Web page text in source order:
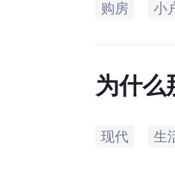
购房 小
为什么
现代 生